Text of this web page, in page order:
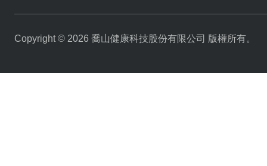
Copyright © 2026 喬山健康科技股份有限公司 版權所有。